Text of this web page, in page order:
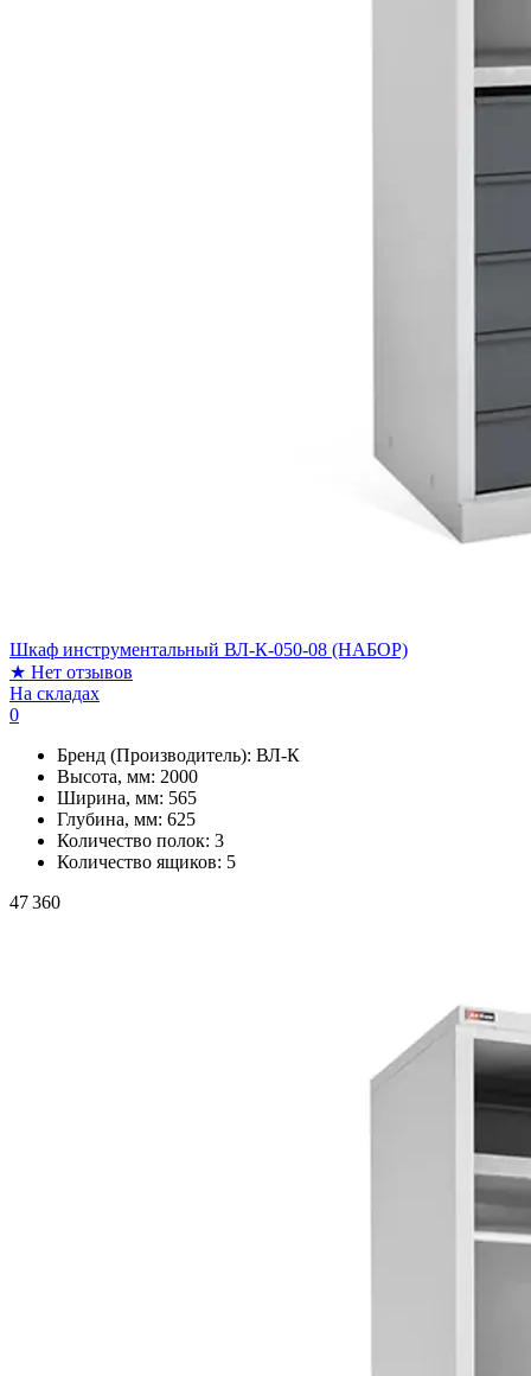
Шкаф инструментальный ВЛ-К-050-08 (НАБОР)
★ Нет отзывов
На складах
0
Бренд (Производитель): ВЛ-К
Высота, мм: 2000
Ширина, мм: 565
Глубина, мм: 625
Количество полок: 3
Количество ящиков: 5
47 360